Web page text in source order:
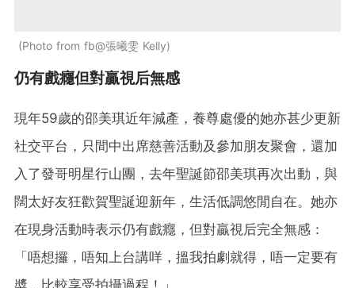
Photo from fb@張曦雯 Kelly
仍有戲癮但對贏視后無感
現年59歲的邵美琪近年減產，養尊處優的她亦甚少更新
社交平台，只間中出席慈善活動及參加朋友聚會，還加
入了發哥明星行山團，去年聖誕節邵美琪再次出動，與
闊太好友狂歡賀聖誕迎新年，生活低調悠閒自在。她亦
在現身活動時表示仍有戲癮，但對贏視后完全無感：
「唔想攞，唔知上台講咩，搵我拍劇就得，唔一定要有
奬，比較享受拍攝過程！」